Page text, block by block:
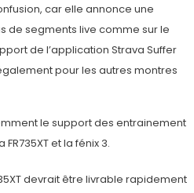
car elle annonce une
de segments live comme sur le
de l’application Strava Suffer
pour les autres montres
le support des entrainement
et la fénix 3.
devrait être livrable rapidement